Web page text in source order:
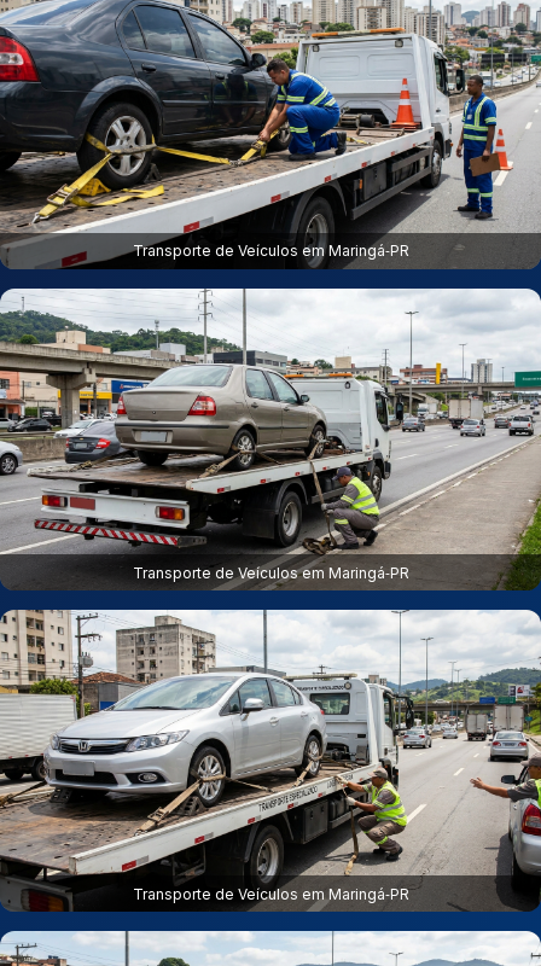
Transporte de Veículos em Maringá‑PR
Transporte de Veículos em Maringá‑PR
Transporte de Veículos em Maringá‑PR